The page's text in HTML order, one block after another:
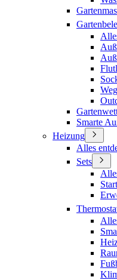
Smarte
Heizung
Alles
Sets